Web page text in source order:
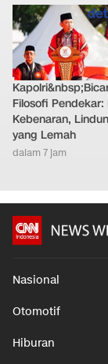
Filosofi Pendekar:
Kebenaran,
yang Lemah
dalam 7 jam
Nasional
Otomotif
Hiburan